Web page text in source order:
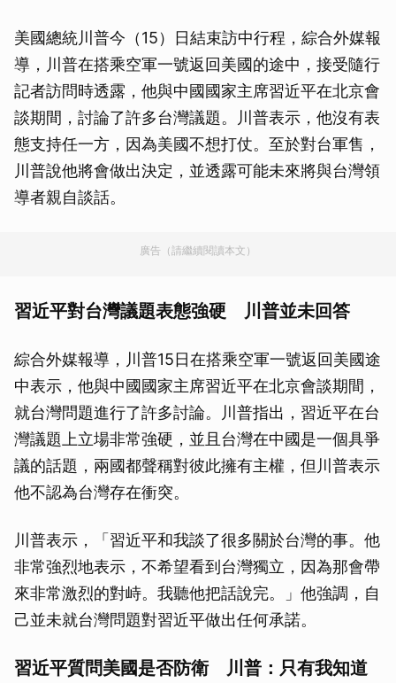
美國總統川普今（15）日結束訪中行程，綜合外媒報
導，川普在搭乘空軍一號返回美國的途中，接受隨行
記者訪問時透露，他與中國國家主席習近平在北京會
談期間，討論了許多台灣議題。川普表示，他沒有表
態支持任一方，因為美國不想打仗。至於對台軍售，
川普說他將會做出決定，並透露可能未來將與台灣領
導者親自談話。
廣告（請繼續閱讀本文）
習近平對台灣議題表態強硬 川普並未回答
綜合外媒報導，川普15日在搭乘空軍一號返回美國途
中表示，他與中國國家主席習近平在北京會談期間，
就台灣問題進行了許多討論。川普指出，習近平在台
灣議題上立場非常強硬，並且台灣在中國是一個具爭
議的話題，兩國都聲稱對彼此擁有主權，但川普表示
他不認為台灣存在衝突。
川普表示，「習近平和我談了很多關於台灣的事。他
非常強烈地表示，不希望看到台灣獨立，因為那會帶
來非常激烈的對峙。我聽他把話說完。」他強調，自
己並未就台灣問題對習近平做出任何承諾。
習近平質問美國是否防衛 川普：只有我知道